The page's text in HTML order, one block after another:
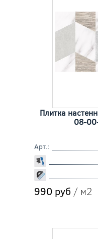
Плитка
08-
Арт.:
990 руб / м2